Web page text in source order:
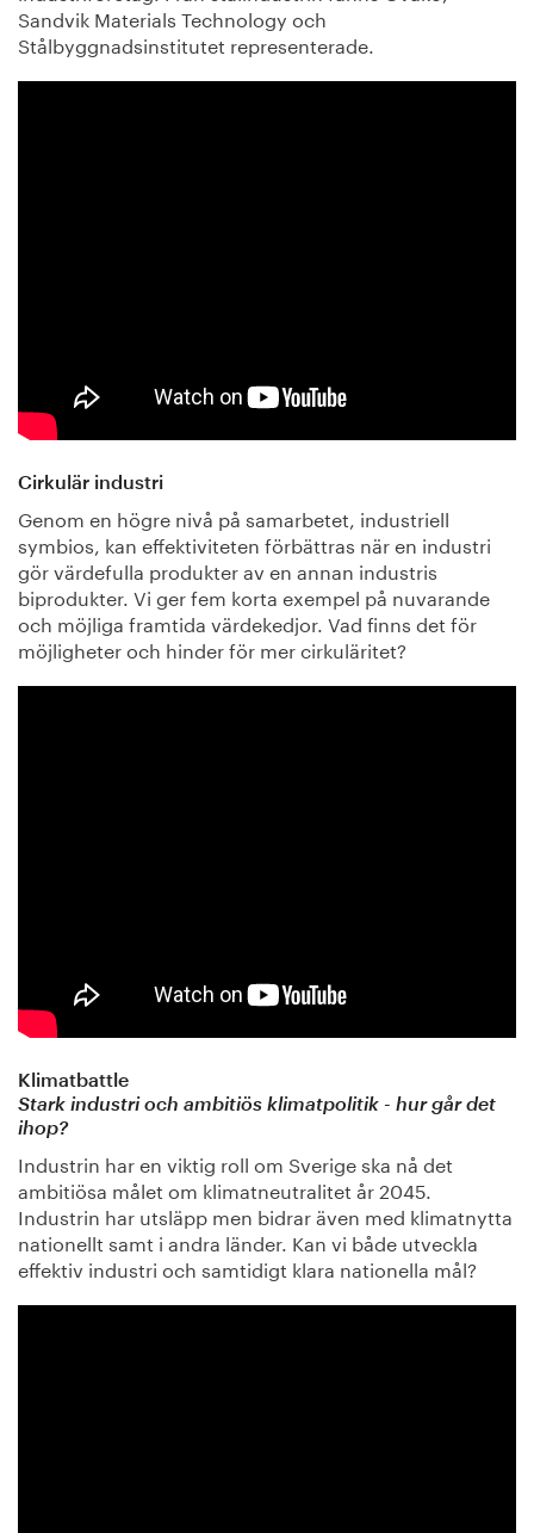
Sandvik Materials Technology och
Stålbyggnadsinstitutet representerade.
Cirkulär industri
Genom en högre nivå på samarbetet, industriell
symbios, kan effektiviteten förbättras när en industri
gör värdefulla produkter av en annan industris
biprodukter. Vi ger fem korta exempel på nuvarande
och möjliga framtida värdekedjor. Vad finns det för
möjligheter och hinder för mer cirkuläritet?
Klimatbattle
Stark industri och ambitiös klimatpolitik - hur går det
ihop?
Industrin har en viktig roll om Sverige ska nå det
ambitiösa målet om klimatneutralitet år 2045.
Industrin har utsläpp men bidrar även med klimatnytta
nationellt samt i andra länder. Kan vi både utveckla
effektiv industri och samtidigt klara nationella mål?